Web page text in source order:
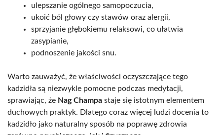
ulepszanie ogólnego samopoczucia,
ukoić ból głowy czy stawów oraz alergii,
sprzyjanie głębokiemu relaksowi, co ułatwia
zasypianie,
podnoszenie jakości snu.
Warto zauważyć, że właściwości oczyszczające tego
kadzidła są niezwykle pomocne podczas medytacji,
sprawiając, że Nag Champa staje się istotnym elementem
duchowych praktyk. Dlatego coraz więcej ludzi docenia to
kadzidło jako naturalny sposób na poprawę zdrowia